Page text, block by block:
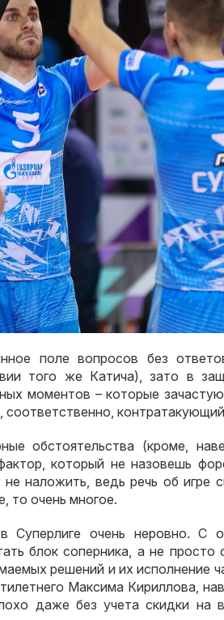
поле вопросов без
того же Катича), зато в
моментов – которые
обстоятельства (кроме,
который не назовешь
наложить, ведь речь об игре
то очень многое.
Суперлиге очень неровно. С
блок соперника, а не просто
решений и их исполнение
Максима Кириллова,
даже без учета скидки на